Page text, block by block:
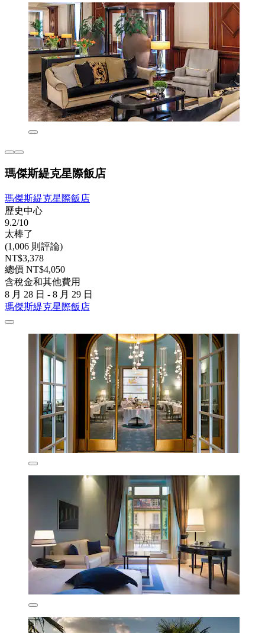
瑪傑斯緹克星際飯店
瑪傑斯緹克星際飯店
歷史中心
9.2/10
太棒了
(1,006 則評論)
NT$3,378
總價 NT$4,050
含稅金和其他費用
8 月 28 日 - 8 月 29 日
瑪傑斯緹克星際飯店